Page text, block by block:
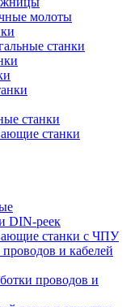
молоты
станки
станки
станки
DIN-реек
станки с ЧПУ
и кабелей
проводов и